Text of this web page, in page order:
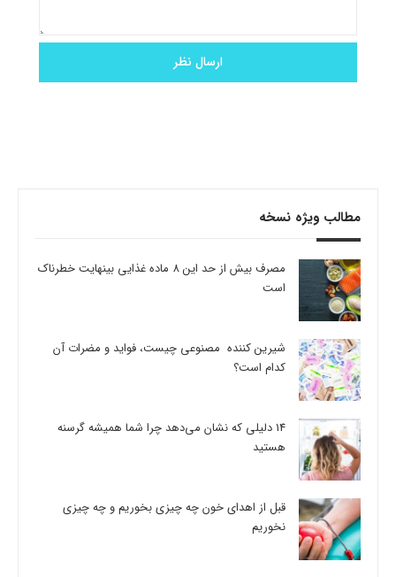
مطالب ویژه نسخه
مصرف بیش از حد این 8 ماده غذایی بینهایت خطرناک
است
شیرین کننده مصنوعی چیست، فواید و مضرات آن
کدام است؟
14 دلیلی که نشان می‌دهد چرا شما همیشه گرسنه
هستید
قبل از اهدای خون چه چیزی بخوریم و چه چیزی
نخوریم